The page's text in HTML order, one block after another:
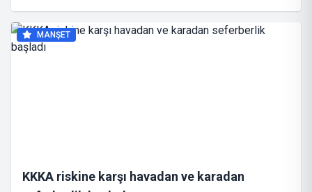
MANŞET
KKKA riskine karşı havadan ve karadan